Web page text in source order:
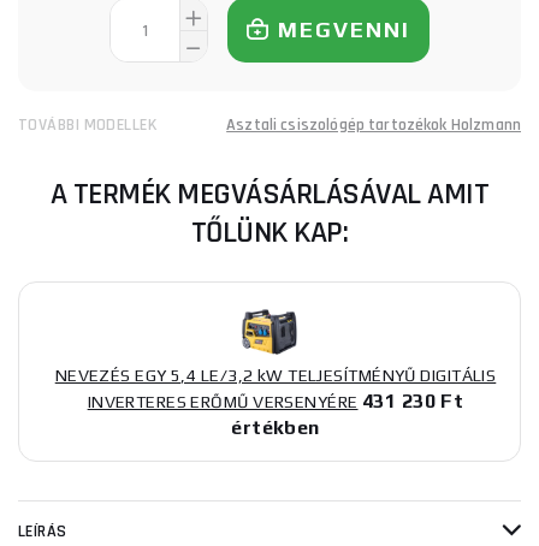
MEGVENNI
TOVÁBBI MODELLEK Asztali csiszológép tartozékok Holzmann
A TERMÉK MEGVÁSÁRLÁSÁVAL AMIT
TŐLÜNK KAP:
NEVEZÉS EGY 5,4 LE/3,2 kW TELJESÍTMÉNYŰ DIGITÁLIS
INVERTERES ERŐMŰ VERSENYÉRE 431 230 Ft
értékben
LEÍRÁS